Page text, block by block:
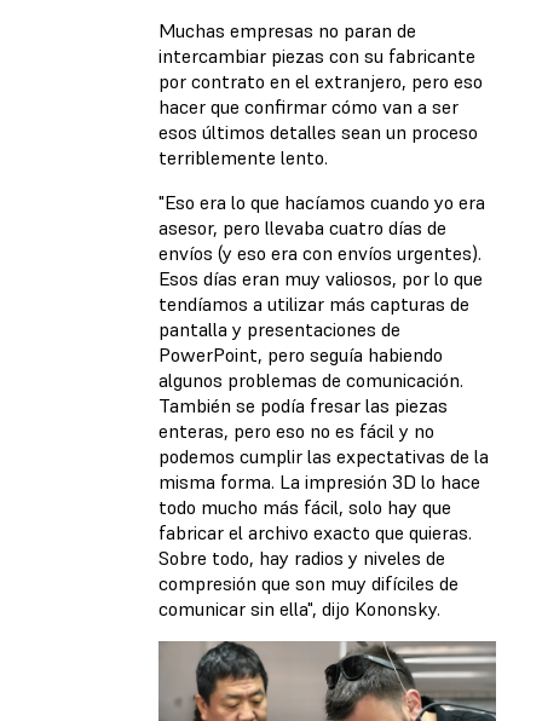
Muchas empresas no paran de
intercambiar piezas con su fabricante
por contrato en el extranjero, pero eso
hacer que confirmar cómo van a ser
esos últimos detalles sean un proceso
terriblemente lento.
"Eso era lo que hacíamos cuando yo era
asesor, pero llevaba cuatro días de
envíos (y eso era con envíos urgentes).
Esos días eran muy valiosos, por lo que
tendíamos a utilizar más capturas de
pantalla y presentaciones de
PowerPoint, pero seguía habiendo
algunos problemas de comunicación.
También se podía fresar las piezas
enteras, pero eso no es fácil y no
podemos cumplir las expectativas de la
misma forma. La impresión 3D lo hace
todo mucho más fácil, solo hay que
fabricar el archivo exacto que quieras.
Sobre todo, hay radios y niveles de
compresión que son muy difíciles de
comunicar sin ella", dijo Kononsky.